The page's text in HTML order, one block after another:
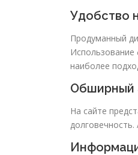
Удобство
Продуманный
Использование
наиболее
Обширный
На сайте